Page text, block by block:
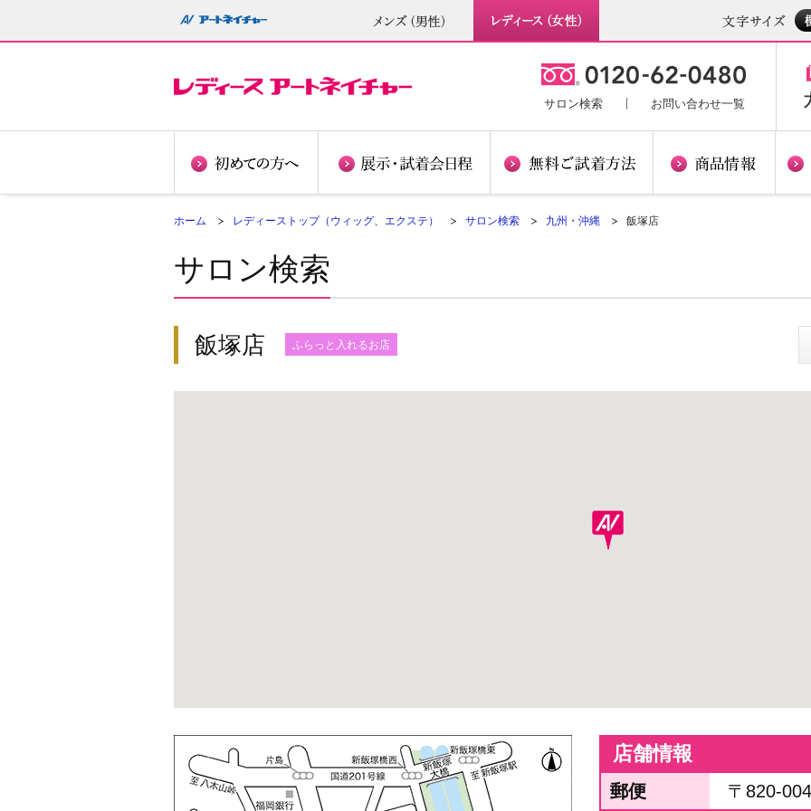
サロン検索 お問い合わせ一覧
ホーム レディーストップ（ウィッグ、エクステ） サロン検索 九州・沖縄 飯塚店
サロン検索
飯塚店 ふらっと入れるお店
店舗情報
郵便 〒820-